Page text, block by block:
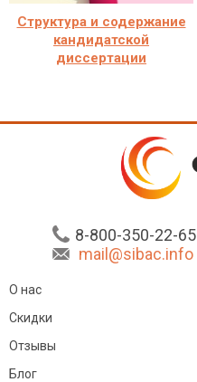
Структура и содержание
кандидатской
диссертации
8-800-350-22-65
mail@sibac.info
О нас
Скидки
Отзывы
Блог